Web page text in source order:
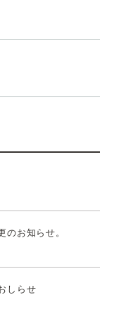
のお知らせ。
しらせ